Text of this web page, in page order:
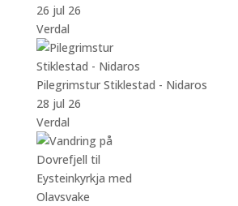
26 jul 26
Verdal
Pilegrimstur Stiklestad - Nidaros
28 jul 26
Verdal